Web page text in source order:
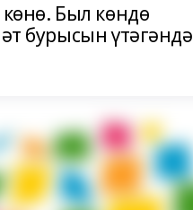
Был көндө
бурысын үтәгәндә